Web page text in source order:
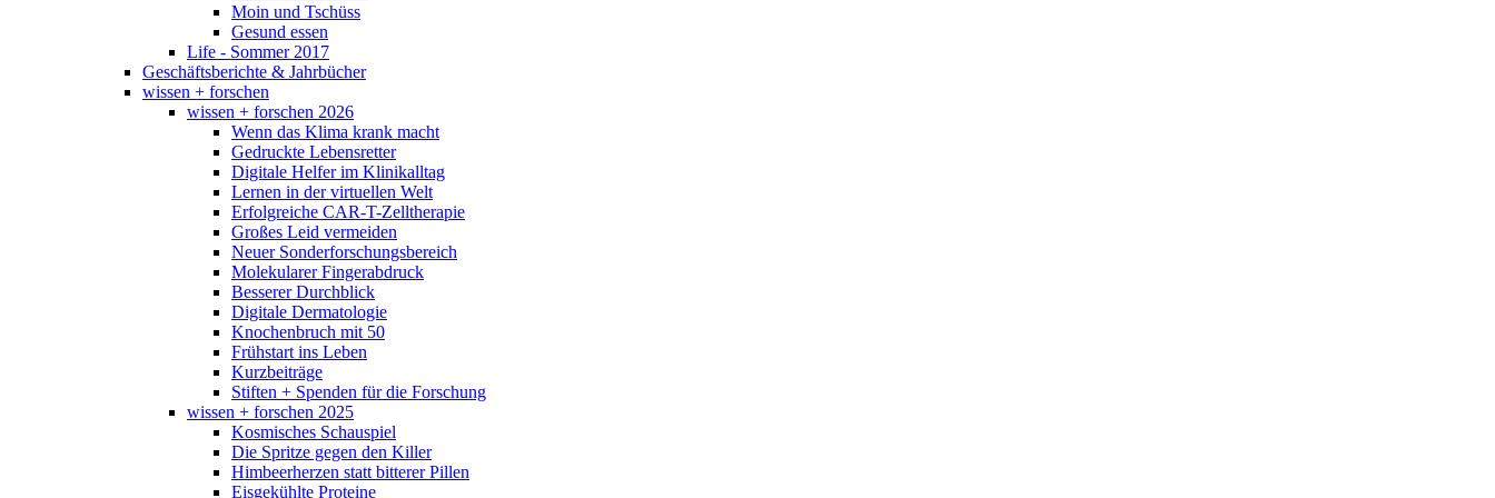
Moin und Tschüss
Gesund essen
Life - Sommer 2017
Geschäftsberichte & Jahrbücher
wissen + forschen
wissen + forschen 2026
Wenn das Klima krank macht
Gedruckte Lebensretter
Digitale Helfer im Klinikalltag
Lernen in der virtuellen Welt
Erfolgreiche CAR-T-Zelltherapie
Großes Leid vermeiden
Neuer Sonderforschungsbereich
Molekularer Fingerabdruck
Besserer Durchblick
Digitale Dermatologie
Knochenbruch mit 50
Frühstart ins Leben
Kurzbeiträge
Stiften + Spenden für die Forschung
wissen + forschen 2025
Kosmisches Schauspiel
Die Spritze gegen den Killer
Himbeerherzen statt bitterer Pillen
Eisgekühlte Proteine